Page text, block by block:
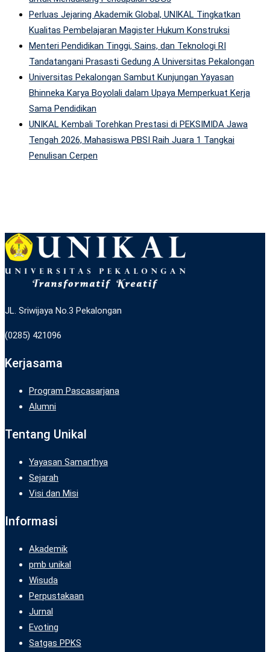
Perluas Jejaring Akademik Global, UNIKAL Tingkatkan
Kualitas Pembelajaran Magister Hukum Konstruksi
Menteri Pendidikan Tinggi, Sains, dan Teknologi RI
Tandatangani Prasasti Gedung A Universitas Pekalongan
Universitas Pekalongan Sambut Kunjungan Yayasan
Bhinneka Karya Boyolali dalam Upaya Memperkuat Kerja
Sama Pendidikan
UNIKAL Kembali Torehkan Prestasi di PEKSIMIDA Jawa
Tengah 2026, Mahasiswa PBSI Raih Juara 1 Tangkai
Penulisan Cerpen
JL. Sriwijaya No.3 Pekalongan
(0285) 421096
Kerjasama
Program Pascasarjana
Alumni
Tentang Unikal
Yayasan Samarthya
Sejarah
Visi dan Misi
Informasi
Akademik
pmb unikal
Wisuda
Perpustakaan
Jurnal
Evoting
Satgas PPKS